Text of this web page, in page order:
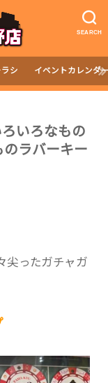
SEARCH
ラシ イベントカレンダ
いろなもの
ラバーキー
尖ったガチャガ